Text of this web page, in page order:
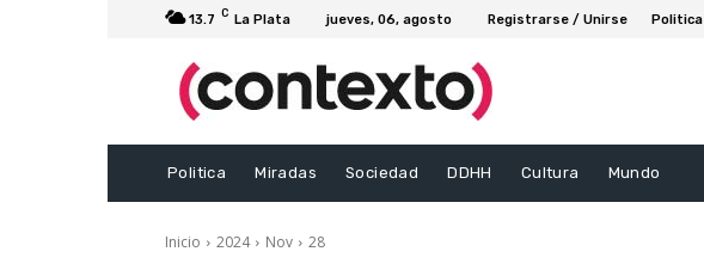
13.7 C La Plata jueves, 06, agosto Registrarse / Unirse Politica
Politica Miradas Sociedad DDHH Cultura Mundo
Inicio 2024 Nov 28